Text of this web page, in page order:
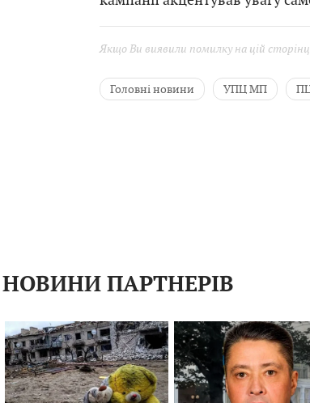
Якщо Ви виявили помилку на цій
Головні новини УПЦ МП
НОВИНИ ПАРТНЕРІВ